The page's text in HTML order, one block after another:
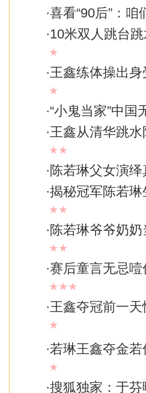
·喜看“90后”：
·10米双人跳台
★
·王鑫练体操出
★
·“小鬼当家”中
·王鑫从清华跳
★★
·陈若琳父女演绎
·揭秘冠军陈若
★★
·陈若琳爷爷奶
★★
·赛后童言无忌
★★★
·王鑫夺冠前一
★
·若琳王鑫夺金
★
·搜狐独家：于